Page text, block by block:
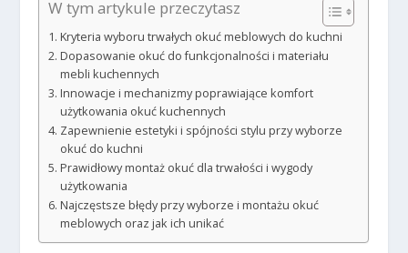
W tym artykule przeczytasz
Kryteria wyboru trwałych okuć meblowych do kuchni
Dopasowanie okuć do funkcjonalności i materiału
mebli kuchennych
Innowacje i mechanizmy poprawiające komfort
użytkowania okuć kuchennych
Zapewnienie estetyki i spójności stylu przy wyborze
okuć do kuchni
Prawidłowy montaż okuć dla trwałości i wygody
użytkowania
Najczęstsze błędy przy wyborze i montażu okuć
meblowych oraz jak ich unikać